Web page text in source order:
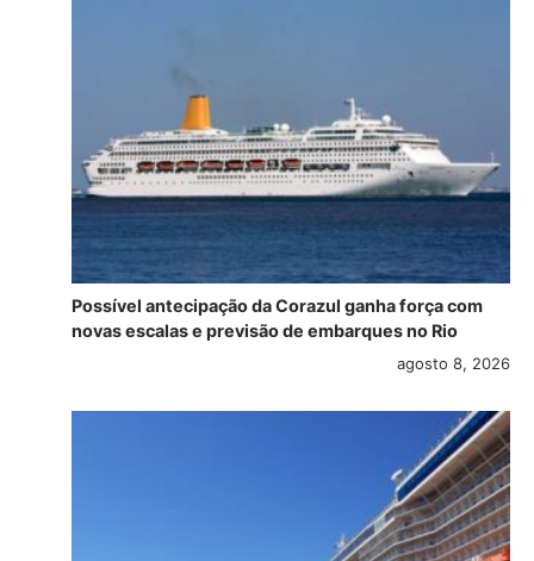
Possível antecipação da Corazul ganha força com
novas escalas e previsão de embarques no Rio
agosto 8, 2026